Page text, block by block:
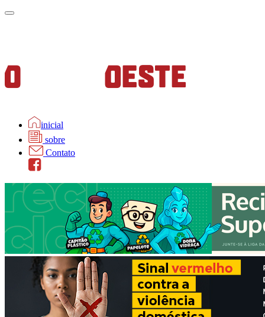
inicial
sobre
Contato